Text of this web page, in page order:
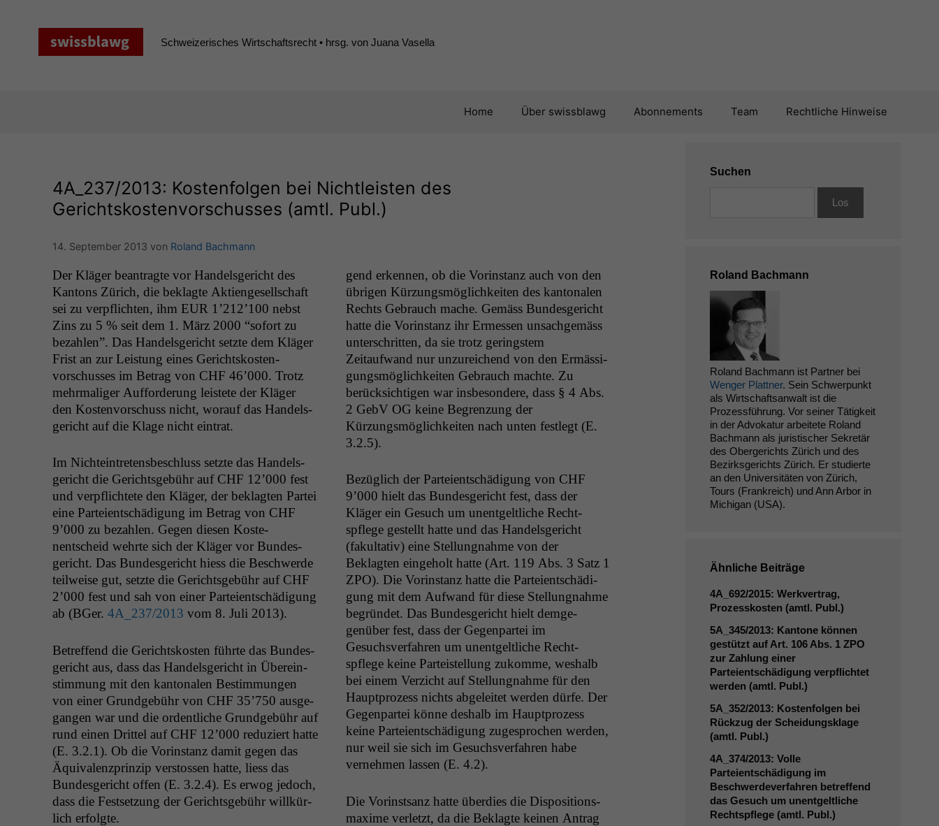
Schweizerisches Wirtschaftsrecht • hrsg. von Juana Vasella
Home Über swissblawg Abonnements Team Rechtliche Hinweise
4A_237/2013: Kostenfolgen bei Nichtleisten des
Gerichtskostenvorschusses (amtl. Publ.)
14. September 2013 von Roland Bachmann
Der Kläger beantragte vor Han­dels­gericht des
Kan­tons Zürich, die beklagte Aktienge­sellschaft
sei zu verpflicht­en, ihm EUR 1’212’100 neb­st
Zins zu 5 % seit dem 1. März 2000 “sofort zu
bezahlen”. Das Han­dels­gericht set­zte dem Kläger
Frist an zur Leis­tung eines Gericht­skosten­
vorschuss­es im Betrag von CHF 46’000. Trotz
mehrma­liger Auf­forderung leis­tete der Kläger
den Kosten­vorschuss nicht, worauf das Han­dels­
gericht auf die Klage nicht eintrat.
Im Nichtein­tretens­beschluss set­zte das Han­dels­
gericht die Gerichts­ge­bühr auf CHF 12’000 fest
und verpflichtete den Kläger, der beklagten Partei
eine Parteientschädi­gung im Betrag von CHF
9’000 zu bezahlen. Gegen diesen Koste­
nentscheid wehrte sich der Kläger vor Bun­des­
gericht. Das Bun­des­gericht hiess die Beschw­erde
teil­weise gut, set­zte die Gerichts­ge­bühr auf CHF
2’000 fest und sah von ein­er Parteientschädi­gung
ab (BGer. 4A_237/2013 vom 8. Juli 2013).
Betr­e­f­fend die Gericht­skosten führte das Bun­des­
gericht aus, dass das Han­dels­gericht in Übere­in­
stim­mung mit den kan­tonalen Bes­tim­mungen
von ein­er Grundge­bühr von CHF 35’750 aus­ge­
gan­gen war und die ordentliche Grundge­bühr auf
rund einen Drit­tel auf CHF 12’000 reduziert hat­te
(E. 3.2.1). Ob die Vorin­stanz damit gegen das
Äquiv­alen­zprinzip ver­stossen hat­te, liess das
Bun­des­gericht offen (E. 3.2.4). Es erwog jedoch,
dass die Fest­set­zung der Gerichts­ge­bühr willkür­
lich erfolgte.
gend erken­nen, ob die Vorin­stanz auch von den
übri­gen Kürzungsmöglichkeit­en des kan­tonalen
Rechts Gebrauch mache. Gemäss Bun­des­gericht
hat­te die Vorin­stanz ihr Ermessen unsachgemäss
unter­schrit­ten, da sie trotz ger­ing­stem
Zeitaufwand nur unzure­ichend von den Ermäs­si­
gungsmöglichkeit­en Gebrauch machte. Zu
berück­sichti­gen war ins­beson­dere, dass § 4 Abs.
2 GebV OG keine Begren­zung der
Kürzungsmöglichkeit­en nach unten fes­tlegt (E.
3.2.5).
Bezüglich der Parteientschädi­gung von CHF
9’000 hielt das Bun­des­gericht fest, dass der
Kläger ein Gesuch um unent­geltliche Recht­
spflege gestellt hat­te und das Han­dels­gericht
(fakul­ta­tiv) eine Stel­lung­nahme von der
Beklagten einge­holt hat­te (Art. 119 Abs. 3 Satz 1
ZPO). Die Vorin­stanz hat­te die Parteientschädi­
gung mit dem Aufwand für diese Stel­lung­nahme
begrün­det. Das Bun­des­gericht hielt demge­
genüber fest, dass der Gegen­partei im
Gesuchsver­fahren um unent­geltliche Recht­
spflege keine Parteis­tel­lung zukomme, weshalb
bei einem Verzicht auf Stel­lung­nahme für den
Haupt­prozess nichts abgeleit­et wer­den dürfe. Der
Gegen­partei könne deshalb im Haupt­prozess
keine Parteientschädi­gung zuge­sprochen wer­den,
nur weil sie sich im Gesuchsver­fahren habe
vernehmen lassen (E. 4.2).
Die Vorin­st­sanz hat­te überdies die Dis­po­si­tion­s­
maxime ver­let­zt, da die Beklagte keinen Antrag
Suchen
Roland Bachmann
Roland Bachmann ist Partner bei
Wenger Plattner. Sein Schwerpunkt
als Wirtschaftsanwalt ist die
Prozessführung. Vor seiner Tätigkeit
in der Advokatur arbeitete Roland
Bachmann als juristischer Sekretär
des Obergerichts Zürich und des
Bezirksgerichts Zürich. Er studierte
an den Universitäten von Zürich,
Tours (Frankreich) und Ann Arbor in
Michigan (USA).
Ähnliche Beiträge
4A_692/2015: Werkvertrag,
Prozesskosten (amtl. Publ.)
5A_345/2013: Kantone können
gestützt auf Art. 106 Abs. 1 ZPO
zur Zahlung einer
Parteientschädigung verpflichtet
werden (amtl. Publ.)
5A_352/2013: Kostenfolgen bei
Rückzug der Scheidungsklage
(amtl. Publ.)
4A_374/2013: Volle
Parteientschädigung im
Beschwerdeverfahren betreffend
das Gesuch um unentgeltliche
Rechtspflege (amtl. Publ.)